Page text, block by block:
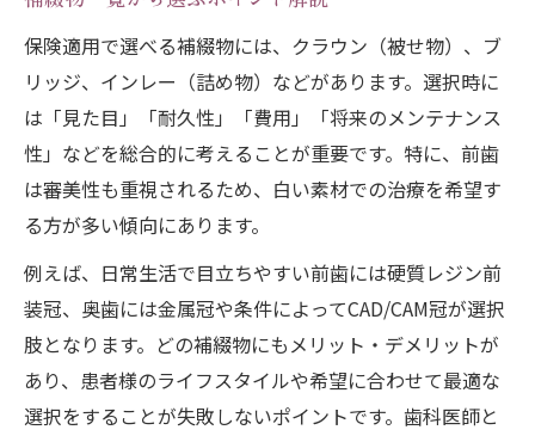
保険適用で選べる補綴物には、クラウン（被せ物）、ブ
リッジ、インレー（詰め物）などがあります。選択時に
は「見た目」「耐久性」「費用」「将来のメンテナンス
性」などを総合的に考えることが重要です。特に、前歯
は審美性も重視されるため、白い素材での治療を希望す
る方が多い傾向にあります。
例えば、日常生活で目立ちやすい前歯には硬質レジン前
装冠、奥歯には金属冠や条件によってCAD/CAM冠が選択
肢となります。どの補綴物にもメリット・デメリットが
あり、患者様のライフスタイルや希望に合わせて最適な
選択をすることが失敗しないポイントです。歯科医師と